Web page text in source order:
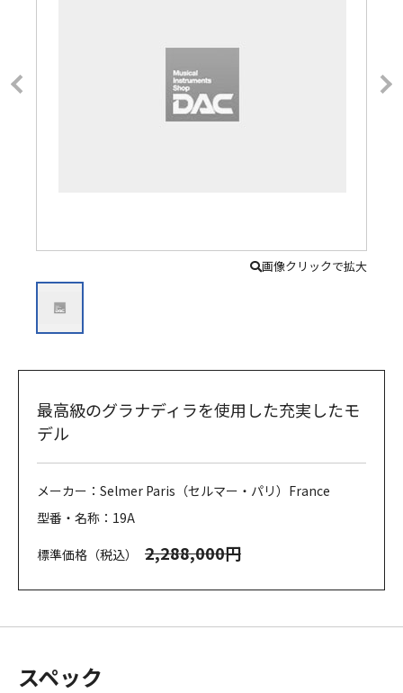
画像クリックで拡大
最高級のグラナディラを使用した充実したモ
デル
メーカー：Selmer Paris（セルマー・パリ）France
型番・名称：19A
標準価格（税込） 2,288,000円
スペック